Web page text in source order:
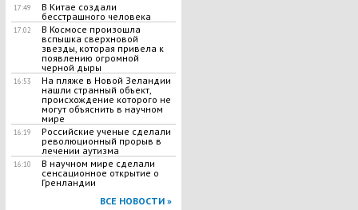
17:49
В Китае создали
бесстрашного человека
17:02
В Космосе произошла
вспышка сверхновой
звезды, которая привела к
появлению огромной
черной дыры
16:53
На пляже в Новой Зеландии
нашли странный объект,
происхождение которого не
могут объяснить в научном
мире
16:19
Российские ученые сделали
революционный прорыв в
лечении аутизма
16:10
В научном мире сделали
сенсационное открытие о
Гренландии
ВСЕ НОВОСТИ »